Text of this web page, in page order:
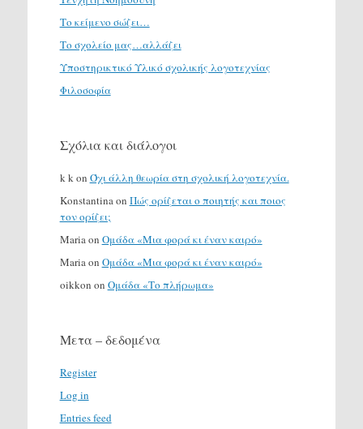
Το κείμενο σώζει…
Το σχολείο μας…αλλάζει
Υποστηρικτικό Υλικό σχολικής λογοτεχνίας
Φιλοσοφία
Σχόλια και διάλογοι
k kon Όχι άλλη θεωρία στη σχολική λογοτεχνία.
Konstantinaon Πώς ορίζεται ο ποιητής και ποιος
τον ορίζει;
Mariaon Ομάδα «Μια φορά κι έναν καιρό»
Mariaon Ομάδα «Μια φορά κι έναν καιρό»
oikkon on Ομάδα «Το πλήρωμα»
Μετα – δεδομένα
Register
Log in
Entries feed